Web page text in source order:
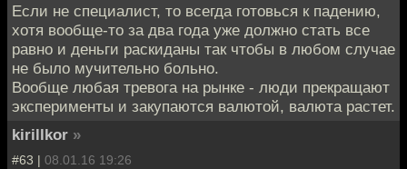
Если не специалист, то всегда готовься к падению,
хотя вообще-то за два года уже должно стать все
равно и деньги раскиданы так чтобы в любом случае
не было мучительно больно.
Вообще любая тревога на рынке - люди прекращают
эксперименты и закупаются валютой, валюта растет.
kirillkor »
#63 | 08.01.16 19:26